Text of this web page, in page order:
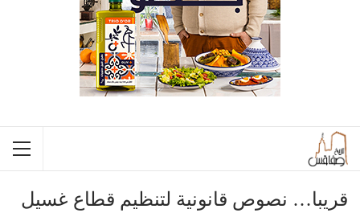
قريبا… نصوص قانونية لتنظيم قطاع غسيل